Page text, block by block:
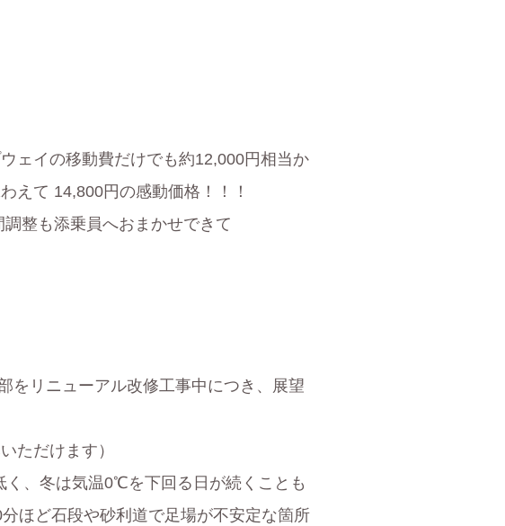
ェイの移動費だけでも約12,000円相当か
えて 14,800円の感動価格！！！
整も添乗員へおまかせできて
をリニューアル改修工事中につき、展望
ただけます）
、冬は気温0℃を下回る日が続くことも
ほど石段や砂利道で足場が不安定な箇所